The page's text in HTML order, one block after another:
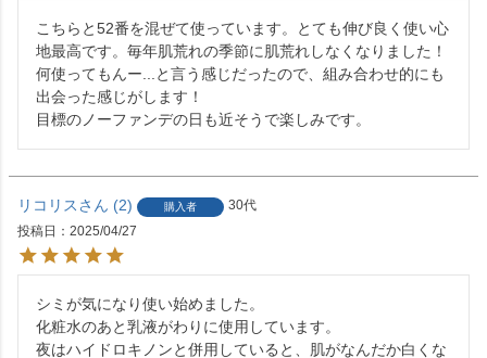
こちらと52番を混ぜて使っています。とても伸び良く使い心
地最高です。毎年肌荒れの季節に肌荒れしなくなりました！
何使ってもんー...と言う感じだったので、組み合わせ的にも
出会った感じがします！
目標のノーファンデの日も近そうで楽しみです。
リコリス 2 購入者
30代
投稿日
2025/04/27
シミが気になり使い始めました。
化粧水のあと乳液がわりに使用しています。
夜はハイドロキノンと併用していると、肌がなんだか白くな